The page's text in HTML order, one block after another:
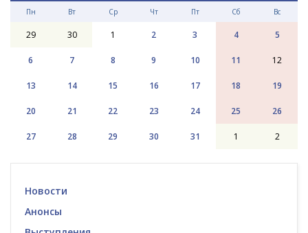
Пн Вт Ср Чт Пт Сб Вс
29 30 1 2 3 4 5
6 7 8 9 10 11 12
13 14 15 16 17 18 19
20 21 22 23 24 25 26
27 28 29 30 31 1 2
Новости
Анонсы